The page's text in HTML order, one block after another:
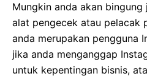
Mungkin anda akan
alat pengecek atau pelacak
anda merupakan pengguna
jika anda menganggap
untuk kepentingan bisnis,